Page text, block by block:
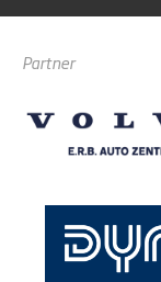
Partner